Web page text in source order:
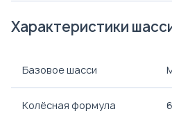
Характеристики
Базовое шасси
Колёсная формула